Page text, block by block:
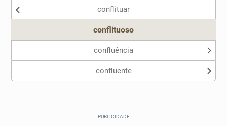
conflituar
conflituoso
confluência
confluente